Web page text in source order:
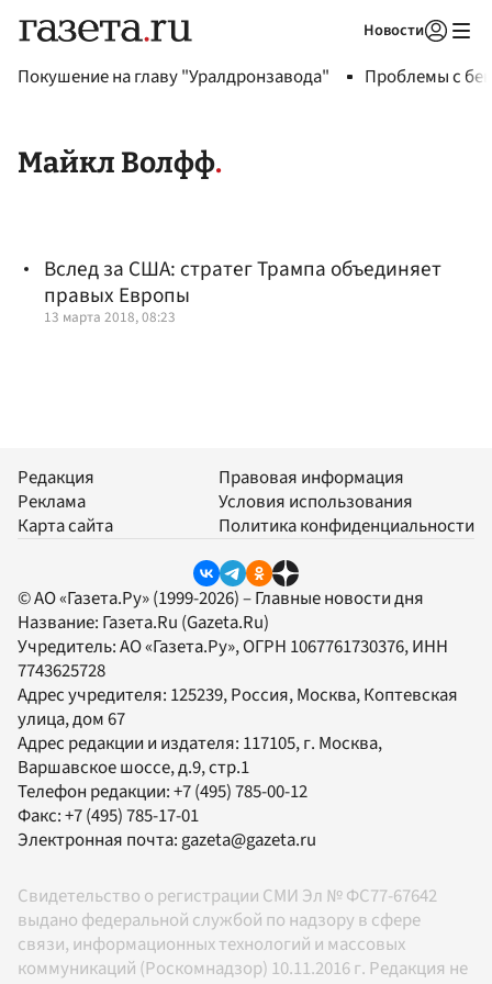
Новости
Покушение на главу "Уралдронзавода" Проблемы с
Майкл Волфф
Вслед за США: стратег Трампа объединяет
правых Европы
13 марта 2018, 08:23
Редакция
Реклама
Карта сайта
Правовая информация
Условия использования
Политика конфиденциальности
© АО «Газета.Ру» (1999-2026) – Главные новости дня
Название: Газета.Ru (Gazeta.Ru)
Учредитель:АО «Газета.Ру», ОГРН 1067761730376, ИНН
7743625728
Адрес учредителя: 125239, Россия, Москва, Коптевская
улица, дом 67
Адрес редакции и издателя: 117105, г. Москва,
Варшавское шоссе, д.9, стр.1
Телефон редакции:+7 (495) 785-00-12
Факс:+7 (495) 785-17-01
Электронная почта:gazeta@gazeta.ru
Свидетельство о регистрации СМИ Эл № ФС77-67642
выдано федеральной службой по надзору в сфере
связи, информационных технологий и массовых
коммуникаций (Роскомнадзор) 10.11.2016 г. Редакция не